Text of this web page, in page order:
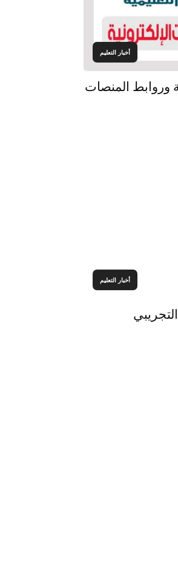
أخبار التعليم
وروابط المنصات
أخبار التعليم